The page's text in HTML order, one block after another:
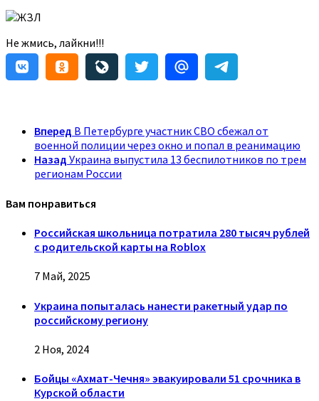
ЖЗЛ
Не жмись, лайкни!!!
Вперед В Петербурге участник СВО сбежал от
военной полиции через окно и попал в реанимацию
Назад Украина выпустила 13 беспилотников по трем
регионам России
Вам понравиться
Российская школьница потратила 280 тысяч рублей
с родительской карты на Roblox
7 Май, 2025
Украина попыталась нанести ракетный удар по
российскому региону
2 Ноя, 2024
Бойцы «Ахмат-Чечня» эвакуировали 51 срочника в
Курской области